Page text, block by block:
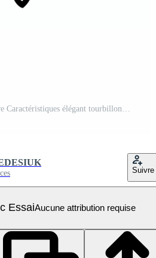
Suivre
EssaiAucune attribution requise